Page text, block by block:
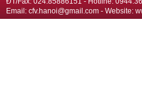
Email: cfv.hanoi@gmail.com - Website: